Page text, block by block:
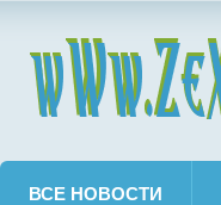
ВСЕ НОВОСТИ